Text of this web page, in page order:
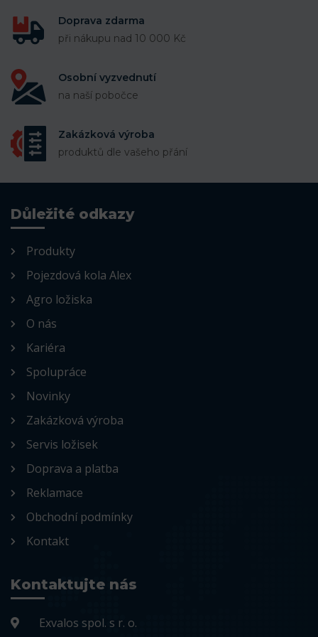
Doprava zdarma
při nákupu nad 10 000 Kč
Osobní vyzvednutí
na naší pobočce
Zakázková výroba
produktů dle vašeho přání
Důležité odkazy
Produkty
Pojezdová kola Alex
Agro ložiska
O nás
Kariéra
Spolupráce
Novinky
Zakázková výroba
Servis ložisek
Doprava a platba
Reklamace
Obchodní podmínky
Kontakt
Kontaktujte nás
Exvalos spol. s r. o.